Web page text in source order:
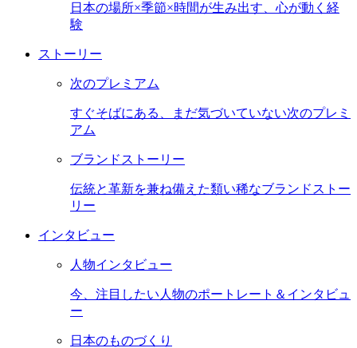
日本の場所×季節×時間が生み出す、心が動く経
験
ストーリー
次のプレミアム
すぐそばにある、まだ気づいていない次のプレミ
アム
ブランドストーリー
伝統と革新を兼ね備えた類い稀なブランドストー
リー
インタビュー
人物インタビュー
今、注目したい人物のポートレート＆インタビュ
ー
日本のものづくり